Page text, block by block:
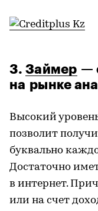
3. Займер —
на рынке
Высокий
позволит
буквально
Достаточно
в интернет.
или на счет